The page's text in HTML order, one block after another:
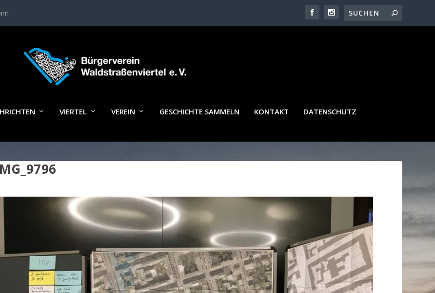
VIERTEL VEREIN GESCHICHTE SAMMELN KONTAKT DATENSCHUTZ